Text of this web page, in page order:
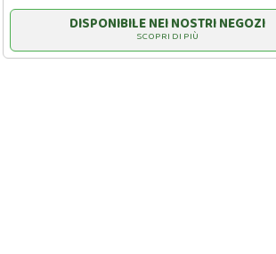
DISPONIBILE NEI NOSTRI NEGOZI
SCOPRI DI PIÙ